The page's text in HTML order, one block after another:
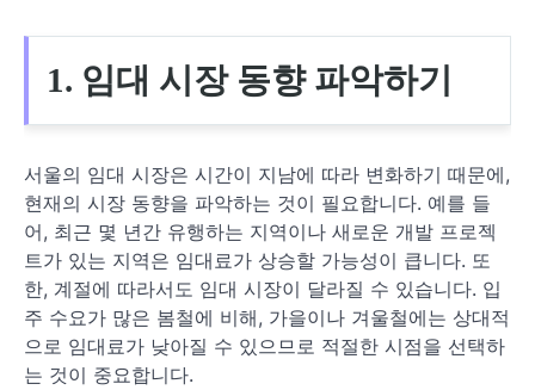
1. 임대 시장 동향 파악하기
서울의 임대 시장은 시간이 지남에 따라 변화하기 때문에,
현재의 시장 동향을 파악하는 것이 필요합니다. 예를 들
어, 최근 몇 년간 유행하는 지역이나 새로운 개발 프로젝
트가 있는 지역은 임대료가 상승할 가능성이 큽니다. 또
한, 계절에 따라서도 임대 시장이 달라질 수 있습니다. 입
주 수요가 많은 봄철에 비해, 가을이나 겨울철에는 상대적
으로 임대료가 낮아질 수 있으므로 적절한 시점을 선택하
는 것이 중요합니다.